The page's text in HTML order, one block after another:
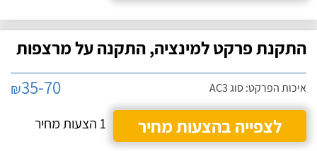
התקנת פרקט למינציה, התקנה על מרצפות
איכות הפרקט: סוג AC3 ₪35-70
לצפייה בהצעות מחיר
1 הצעות מחיר